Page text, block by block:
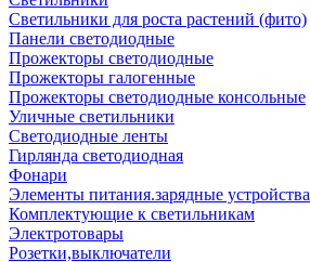
Светильники для роста растений (фито)
Панели светодиодные
Прожекторы светодиодные
Прожекторы галогенные
Прожекторы светодиодные консольные
Уличные светильники
Светодиодные ленты
Гирлянда светодиодная
Фонари
Элементы питания.зарядные устройства
Комплектующие к светильникам
Электротовары
Розетки,выключатели